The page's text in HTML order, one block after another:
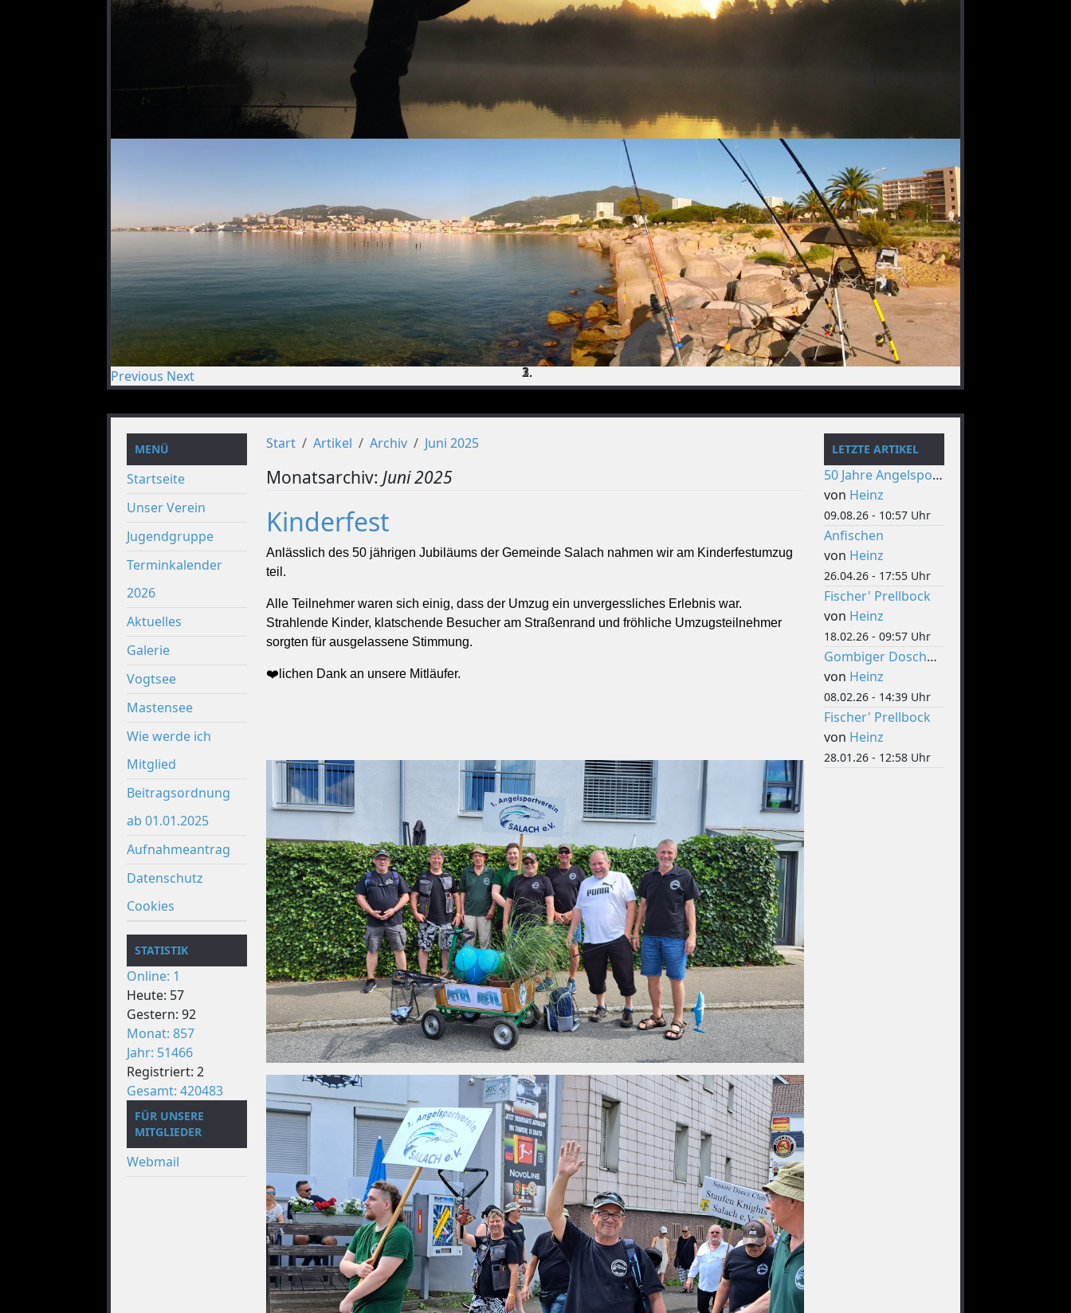
Previous Next
MENÜ
Startseite
Unser Verein
Jugendgruppe
Terminkalender
2026
Aktuelles
Galerie
Vogtsee
Mastensee
Wie werde ich
Mitglied
Beitragsordnung
ab 01.01.2025
Aufnahmeantrag
Datenschutz
Cookies
STATISTIK
Online: 1
Heute: 57
Gestern: 92
Monat: 857
Jahr: 51466
Registriert: 2
Gesamt: 420483
FÜR UNSERE
MITGLIEDER
Webmail
Start Artikel Archiv Juni 2025
Monatsarchiv:Juni 2025
Kinderfest
Anlässlich des 50 jährigen Jubiläums der Gemeinde Salach nahmen wir am Kinderfestumzug
teil.
Alle Teilnehmer waren sich einig, dass der Umzug ein unvergessliches Erlebnis war.
Strahlende Kinder, klatschende Besucher am Straßenrand und fröhliche Umzugsteilnehmer
sorgten für ausgelassene Stimmung.
❤️lichen Dank an unsere Mitläufer.
LETZTE ARTIKEL
50 Jahre Angelsportverein
von Heinz
09.08.26 - 10:57 Uhr
Anfischen
von Heinz
26.04.26 - 17:55 Uhr
Fischer' Prellbock
von Heinz
18.02.26 - 09:57 Uhr
Gombiger Doschdig
von Heinz
08.02.26 - 14:39 Uhr
Fischer' Prellbock
von Heinz
28.01.26 - 12:58 Uhr